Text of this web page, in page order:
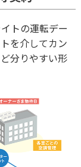
トの運転デー
を介してカン
分りやすい形